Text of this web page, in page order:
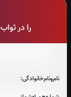
را در
نام‌و‌نام‌خانوادگی: